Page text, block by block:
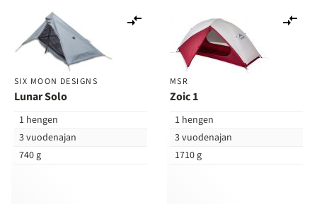
SIX MOON DESIGNS
Lunar Solo
1 hengen
3 vuodenajan
740 g
vertailuun
MSR
Zoic 1
1 hengen
3 vuodenajan
1710 g